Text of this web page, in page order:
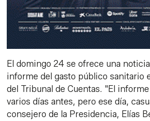
El domingo 24 se ofrece una
informe del gasto público sanitario
del Tribunal de Cuentas. "El
varios días antes, pero ese día,
consejero de la Presidencia, Elías